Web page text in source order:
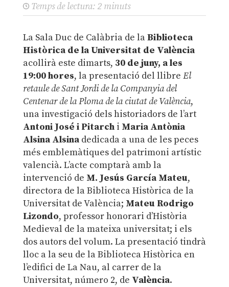
Temps de lectura: 2 minuts
La Sala Duc de Calàbria de laBiblioteca
Històrica de la Universitat de València
acollirà este dimarts, 30 de juny, a les
19:00 hores, la presentació del llibre El
retaule de Sant Jordi de la Companyia del
Centenar de la Ploma de la ciutat de València,
una investigació dels historiadors de l’art
Antoni José i Pitarchi Maria Antònia
Alsina Alsinadedicada a una de les peces
més emblemàtiques del patrimoni artístic
valencià. L’acte comptarà amb la
intervenció de M. Jesús García Mateu,
directora de la Biblioteca Històrica de la
Universitat de València; Mateu Rodrigo
Lizondo, professor honorari d’Història
Medieval de la mateixa universitat; i els
dos autors del volum. La presentació tindrà
lloc a la seu de la Biblioteca Històrica en
l’edifici de La Nau, al carrer de la
Universitat, número 2, de València.